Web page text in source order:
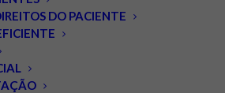
DO PACIENTE